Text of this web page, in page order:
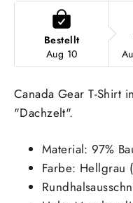
Bestellt
Aug 10
Canada Gear T-Shirt
"Dachzelt".
Material: 97%
Farbe: Hellgrau